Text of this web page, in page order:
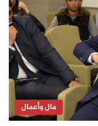
مال وأعمال